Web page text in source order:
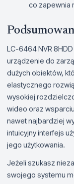
co zapewnia
LC-6464 NVR
urządzenie do
dużych obiektów,
elastycznego
wysokiej
wideo oraz
nawet najbardziej
intuicyjny interfejs
jego użytkowania.
Jeżeli szukasz
swojego systemu